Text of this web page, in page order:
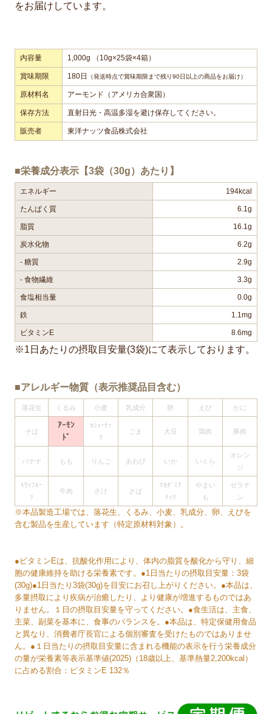
をお届けしています。
内容量 1,000g （10g×25袋×4箱）
賞味期限 180日 （発送時点で賞味期限まで残り90日以上の商品をお届け）
原材料名 アーモンド（アメリカ合衆国）
保存方法 直射日光・高温多湿を避け保存してください。
販売者 東洋ナッツ食品株式会社
■栄養成分表示【3袋（30g）あたり】
エネルギー 194kcal
たんぱく質 6.1g
脂質 16.1g
炭水化物 6.2g
- 糖質 2.9g
- 食物繊維 3.3g
食塩相当量 0.0g
鉄 1.1mg
ビタミンE 8.6mg
※1日あたりの摂取目安量(3袋)にて表示しております。
■アレルギー物質（表示推奨品目含む）
落花生 くるみ 小麦 乳成分 卵 えび かに
そば
ｱｰﾓﾝ
ﾄﾞ
ｶｼｭｰﾅｯ
ﾂ
ごま 大豆 鶏肉 豚肉
バナナ もも りんご あわび いか いくら
オレン
ジ
ｷｳｨﾌﾙｰ
ﾂ
牛肉 さけ さば
ﾏｶﾀﾞﾐｱ
ﾅｯﾂ
やまい
も
ゼラチ
ン
※本品製造工場では、落花生、くるみ、小麦、乳成分、卵、えびを
含む製品を生産しています（特定原材料対象）。
●ビタミンEは、抗酸化作用により、体内の脂質を酸化から守り、細
胞の健康維持を助ける栄養素です。●1日当たりの摂取目安量：3袋
(30g)●1日当たり3袋(30g)を目安にお召し上がりください。●本品は、
多量摂取により疾病が治癒したり、より健康が増進するものではあ
りません。１日の摂取目安量を守ってください。●食生活は、主食、
主菜、副菜を基本に、食事のバランスを。●本品は、特定保健用食品
と異なり、消費者庁長官による個別審査を受けたものではありませ
ん。●１日当たりの摂取目安量に含まれる機能の表示を行う栄養成分
の量が栄養素等表示基準値(2025)（18歳以上、基準熱量2,200kcal）
に占める割合：ビタミンE 132％